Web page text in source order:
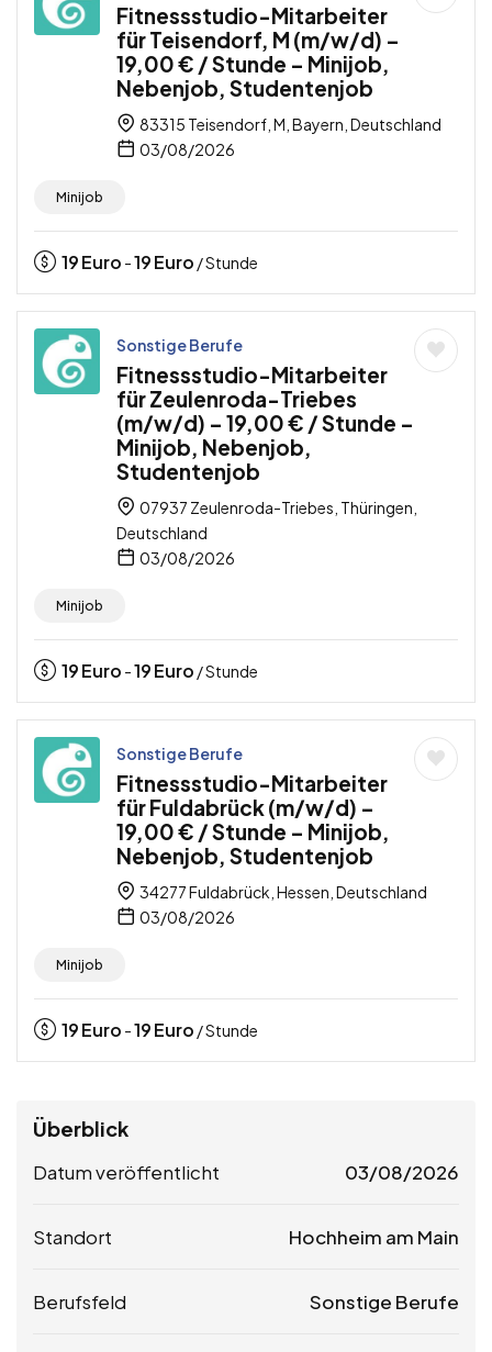
Fitnessstudio-Mitarbeiter
für Teisendorf, M (m/w/d) –
19,00 € / Stunde – Minijob,
Nebenjob, Studentenjob
83315 Teisendorf, M, Bayern, Deutschland
03/08/2026
Minijob
19Euro -19Euro / Stunde
Sonstige Berufe
Fitnessstudio-Mitarbeiter
für Zeulenroda-Triebes
(m/w/d) – 19,00 € / Stunde –
Minijob, Nebenjob,
Studentenjob
07937 Zeulenroda-Triebes, Thüringen,
Deutschland
03/08/2026
Minijob
19Euro -19Euro / Stunde
Sonstige Berufe
Fitnessstudio-Mitarbeiter
für Fuldabrück (m/w/d) –
19,00 € / Stunde – Minijob,
Nebenjob, Studentenjob
34277 Fuldabrück, Hessen, Deutschland
03/08/2026
Minijob
19Euro -19Euro / Stunde
Überblick
Datum veröffentlicht 03/08/2026
Standort Hochheim am Main
Berufsfeld Sonstige Berufe